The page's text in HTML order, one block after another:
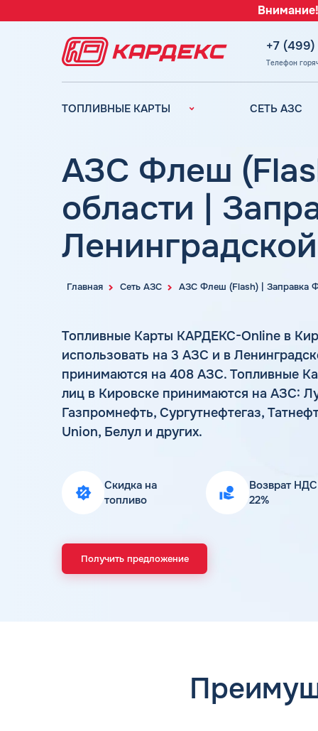
+7
Телефон
ТОПЛИВНЫЕ КАРТЫ
Преимущества
Индивидуальный
Автомойки
Шиномонтаж
СЕТЬ АЗС
АЗС
АЗС Тебойл
АЗС Газпром
Сургутнефтегаз
Главная Сеть АЗС АЗС Флеш (Flash) | Заправка
АЗС Флеш
области |
Топливные Карты КАРДЕКС-Online в
использовать на 3 АЗС и в
принимаются на 408 АЗС. Топливные
лиц в Кировске принимаются на АЗС:
Газпромнефть, Сургутнефтегаз,
Union, Белул и других.
Скидка на
топливо
Возврат НДС
22%
Получить предложение